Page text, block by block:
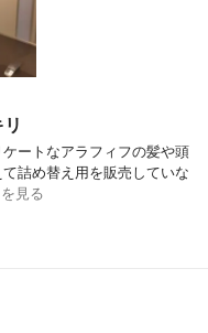
ートなアラフィフの髪や頭
詰め替え用を販売していな
見る